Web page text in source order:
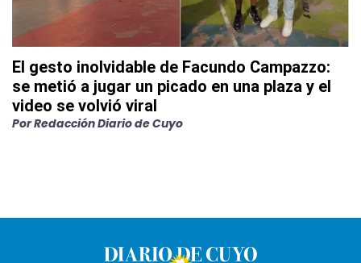
El gesto inolvidable de Facundo Campazzo:
se metió a jugar un picado en una plaza y el
video se volvió viral
PorRedacción Diario de Cuyo